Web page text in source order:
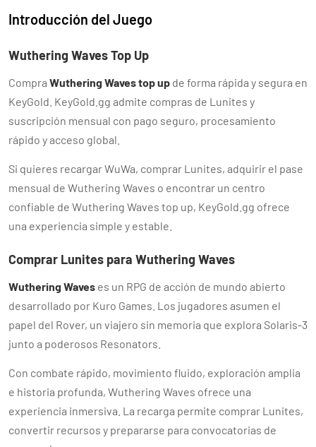
Introducción del Juego
Wuthering Waves Top Up
Compra Wuthering Waves top up de forma rápida y segura en
KeyGold. KeyGold.gg admite compras de Lunites y
suscripción mensual con pago seguro, procesamiento
rápido y acceso global.
Si quieres recargar WuWa, comprar Lunites, adquirir el pase
mensual de Wuthering Waves o encontrar un centro
confiable de Wuthering Waves top up, KeyGold.gg ofrece
una experiencia simple y estable.
Comprar Lunites para Wuthering Waves
Wuthering Waves es un RPG de acción de mundo abierto
desarrollado por Kuro Games. Los jugadores asumen el
papel del Rover, un viajero sin memoria que explora Solaris-3
junto a poderosos Resonators.
Con combate rápido, movimiento fluido, exploración amplia
e historia profunda, Wuthering Waves ofrece una
experiencia inmersiva. La recarga permite comprar Lunites,
convertir recursos y prepararse para convocatorias de